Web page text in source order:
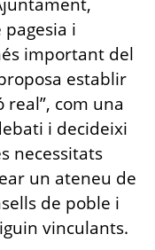
i
important del
establir
com una
i decideixi
necessitats
un ateneu de
de poble i
vinculants.